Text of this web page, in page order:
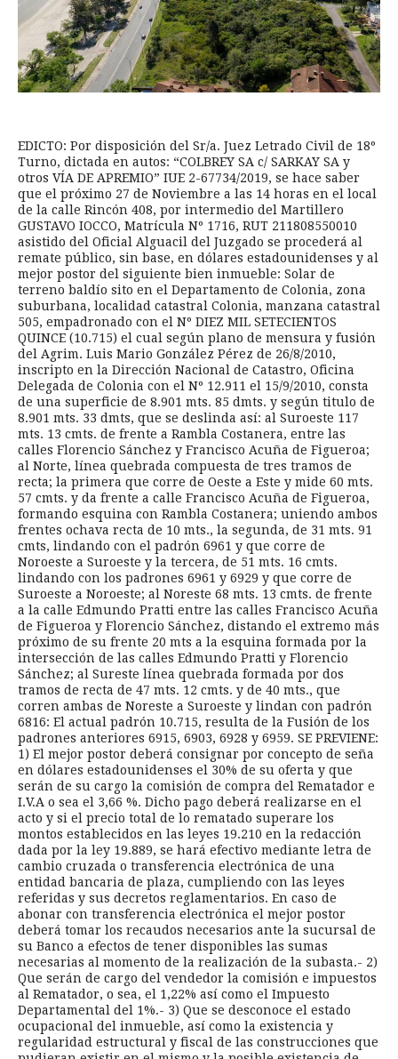
EDICTO: Por disposición del Sr/a. Juez Letrado Civil de 18º
Turno, dictada en autos: “COLBREY SA c/ SARKAY SA y
otros VÍA DE APREMIO” IUE 2-67734/2019, se hace saber
que el próximo 27 de Noviembre a las 14 horas en el local
de la calle Rincón 408, por intermedio del Martillero
GUSTAVO IOCCO, Matrícula Nº 1716, RUT 211808550010
asistido del Oficial Alguacil del Juzgado se procederá al
remate público, sin base, en dólares estadounidenses y al
mejor postor del siguiente bien inmueble: Solar de
terreno baldío sito en el Departamento de Colonia, zona
suburbana, localidad catastral Colonia, manzana catastral
505, empadronado con el Nº DIEZ MIL SETECIENTOS
QUINCE (10.715) el cual según plano de mensura y fusión
del Agrim. Luis Mario González Pérez de 26/8/2010,
inscripto en la Dirección Nacional de Catastro, Oficina
Delegada de Colonia con el Nº 12.911 el 15/9/2010, consta
de una superficie de 8.901 mts. 85 dmts. y según titulo de
8.901 mts. 33 dmts, que se deslinda así: al Suroeste 117
mts. 13 cmts. de frente a Rambla Costanera, entre las
calles Florencio Sánchez y Francisco Acuña de Figueroa;
al Norte, línea quebrada compuesta de tres tramos de
recta; la primera que corre de Oeste a Este y mide 60 mts.
57 cmts. y da frente a calle Francisco Acuña de Figueroa,
formando esquina con Rambla Costanera; uniendo ambos
frentes ochava recta de 10 mts., la segunda, de 31 mts. 91
cmts, lindando con el padrón 6961 y que corre de
Noroeste a Suroeste y la tercera, de 51 mts. 16 cmts.
lindando con los padrones 6961 y 6929 y que corre de
Suroeste a Noroeste; al Noreste 68 mts. 13 cmts. de frente
a la calle Edmundo Pratti entre las calles Francisco Acuña
de Figueroa y Florencio Sánchez, distando el extremo más
próximo de su frente 20 mts a la esquina formada por la
intersección de las calles Edmundo Pratti y Florencio
Sánchez; al Sureste línea quebrada formada por dos
tramos de recta de 47 mts. 12 cmts. y de 40 mts., que
corren ambas de Noreste a Suroeste y lindan con padrón
6816: El actual padrón 10.715, resulta de la Fusión de los
padrones anteriores 6915, 6903, 6928 y 6959. SE PREVIENE:
1) El mejor postor deberá consignar por concepto de seña
en dólares estadounidenses el 30% de su oferta y que
serán de su cargo la comisión de compra del Rematador e
I.V.A o sea el 3,66 %. Dicho pago deberá realizarse en el
acto y si el precio total de lo rematado superare los
montos establecidos en las leyes 19.210 en la redacción
dada por la ley 19.889, se hará efectivo mediante letra de
cambio cruzada o transferencia electrónica de una
entidad bancaria de plaza, cumpliendo con las leyes
referidas y sus decretos reglamentarios. En caso de
abonar con transferencia electrónica el mejor postor
deberá tomar los recaudos necesarios ante la sucursal de
su Banco a efectos de tener disponibles las sumas
necesarias al momento de la realización de la subasta.- 2)
Que serán de cargo del vendedor la comisión e impuestos
al Rematador, o sea, el 1,22% así como el Impuesto
Departamental del 1%.- 3) Que se desconoce el estado
ocupacional del inmueble, así como la existencia y
regularidad estructural y fiscal de las construcciones que